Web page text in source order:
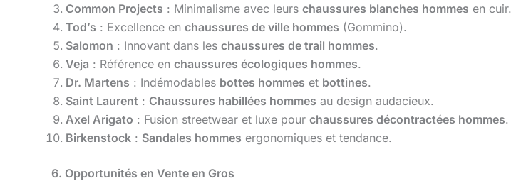
Common Projects : Minimalisme avec leurs chaussures blanches hommes en cuir.
Tod’s : Excellence en chaussures de ville hommes (Gommino).
Salomon : Innovant dans les chaussures de trail hommes.
Veja : Référence en chaussures écologiques hommes.
Dr. Martens : Indémodables bottes hommes et bottines.
Saint Laurent : Chaussures habillées hommes au design audacieux.
Axel Arigato : Fusion streetwear et luxe pour chaussures décontractées hommes.
Birkenstock : Sandales hommes ergonomiques et tendance.
6. Opportunités en Vente en Gros